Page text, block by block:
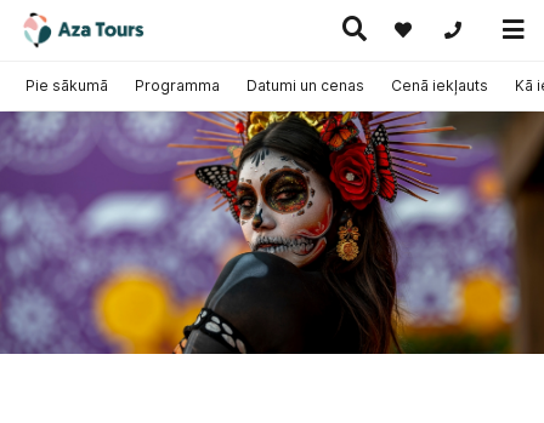
+371
ceļojumi
Ceļojumi
pa Eiropu
(ar
lidmašīnu)
Kruīzi
Karstie
piedāvājumi
Pie sākumā Programma Datumi un cenas Cenā iekļauts Kā